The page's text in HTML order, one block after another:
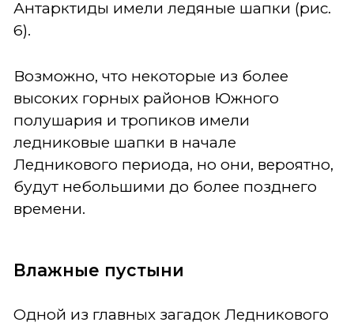
Антарктиды имели ледяные шапки (рис.
6).
Возможно, что некоторые из более
высоких горных районов Южного
полушария и тропиков имели
ледниковые шапки в начале
Ледникового периода, но они, вероятно,
будут небольшими до более позднего
времени.
Влажные пустыни
Одной из главных загадок Ледникового